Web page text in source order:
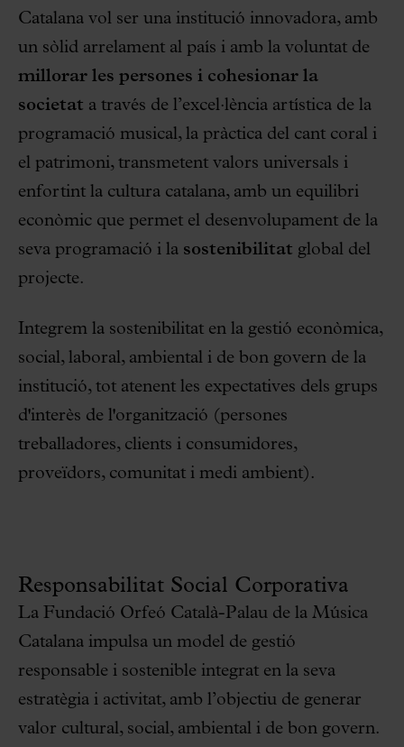
Catalana vol ser una institució innovadora, amb
un sòlid arrelament al país i amb la voluntat de
millorar les persones i cohesionar la
societat a través de l’excel·lència artística de la
programació musical, la pràctica del cant coral i
el patrimoni, transmetent valors universals i
enfortint la cultura catalana, amb un equilibri
econòmic que permet el desenvolupament de la
seva programació i la sostenibilitat global del
projecte.
Integrem la sostenibilitat en la gestió econòmica,
social, laboral, ambiental i de bon govern de la
institució, tot atenent les expectatives dels grups
d'interès de l'organització (persones
treballadores, clients i consumidores,
proveïdors, comunitat i medi ambient).
Responsabilitat Social Corporativa
La Fundació Orfeó Català-Palau de la Música
Catalana impulsa un model de gestió
responsable i sostenible integrat en la seva
estratègia i activitat, amb l’objectiu de generar
valor cultural, social, ambiental i de bon govern.